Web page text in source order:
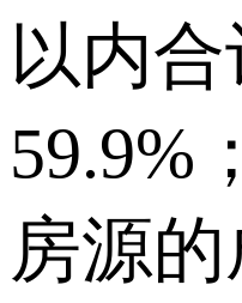
以内
59.9%
房源